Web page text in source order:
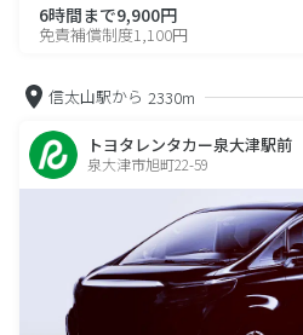
6時間まで9,900円
免責補償制度1,100円
信太山駅から 2330m
トヨタレンタカー泉大津駅前
泉大津市旭町22-59